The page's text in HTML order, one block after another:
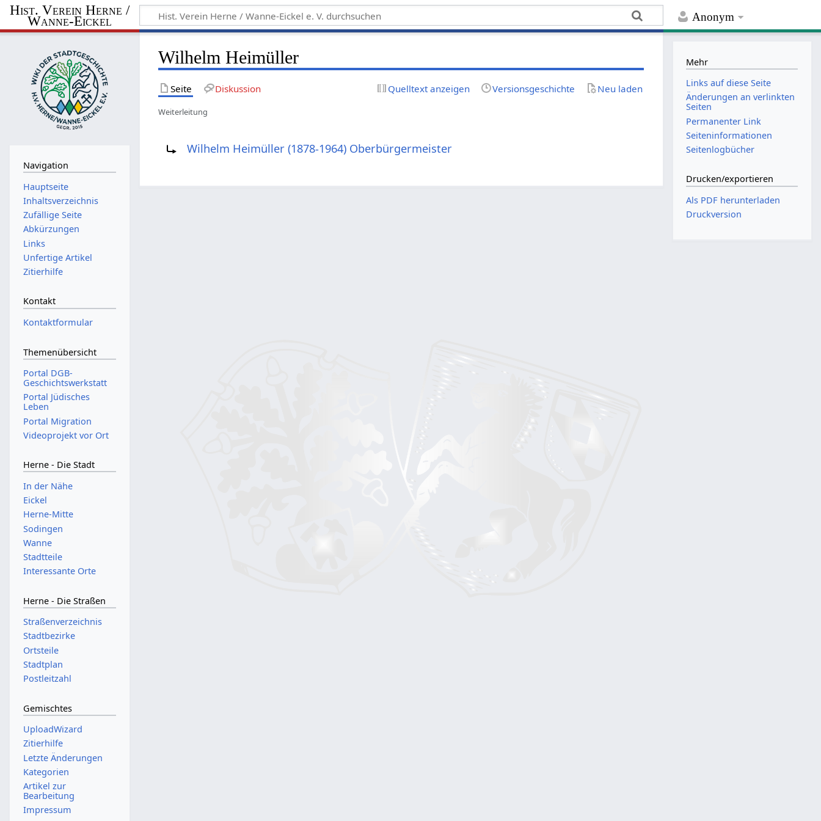
Anonym
Hist. Verein Herne /
Wanne-Eickel
Wilhelm Heimüller
Seite Diskussion Quelltext anzeigen Versionsgeschichte Neu laden
Weiterleitung
Wilhelm Heimüller (1878-1964) Oberbürgermeister
Navigation
Hauptseite
Inhaltsverzeichnis
Zufällige Seite
Abkürzungen
Links
Unfertige Artikel
Zitierhilfe
Kontakt
Kontaktformular
Themenübersicht
Portal DGB-
Geschichtswerkstatt
Portal Jüdisches
Leben
Portal Migration
Videoprojekt vor Ort
Herne - Die Stadt
In der Nähe
Eickel
Herne-Mitte
Sodingen
Wanne
Stadtteile
Interessante Orte
Herne - Die Straßen
Straßenverzeichnis
Stadtbezirke
Ortsteile
Stadtplan
Postleitzahl
Gemischtes
UploadWizard
Zitierhilfe
Letzte Änderungen
Kategorien
Artikel zur
Bearbeitung
Impressum
Mehr
Links auf diese Seite
Änderungen an verlinkten
Seiten
Permanenter Link
Seiten­­informationen
Seitenlogbücher
Drucken/­exportieren
Als PDF herunterladen
Druckversion